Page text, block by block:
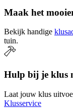
Maak het
Bekijk handige
tuin.
Hulp bij je klus
Laat jouw klus
Klusservice